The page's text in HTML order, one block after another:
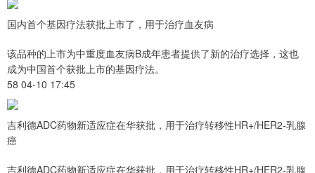
国内首个基因疗法获批上市了，用于治疗血友病
该品种的上市为中重度血友病B成年患者提供了新的治疗选择，这也
成为中国首个获批上市的基因疗法。
58 04-10 17:45
吉利德ADC药物新适应症在华获批，用于治疗转移性HR+/HER2-乳腺
癌
吉利德ADC药物新适应症在华获批，用于治疗转移性HR+/HER2-乳腺